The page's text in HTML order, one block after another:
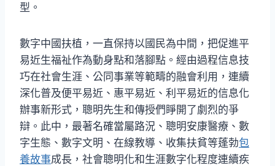
型。
數字中國扶植，一直保持以國民為中間，把促進平
易近生福祉作為動身點和落腳點。經由過程信息技
巧在社會生涯、公同事業等範疇的融會利用，連續
深化普及便平易近、惠平易近、利平易近的信息化
辦事新形式，聰明先生和傳授們睜開了劇烈的爭
辯。此中，最著名確當屬路況、聰明安康醫療、數
字生態、數字文明、在線教導、收集扶貧等蓬勃包
養故事成長，社會聰明化和生涯數字化程度連續疾